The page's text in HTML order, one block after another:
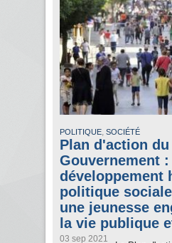
POLITIQUE, SOCIÉTÉ
Plan d'action du
Gouvernement
développement
politique
une jeunesse
la vie publique
03 sep 2021